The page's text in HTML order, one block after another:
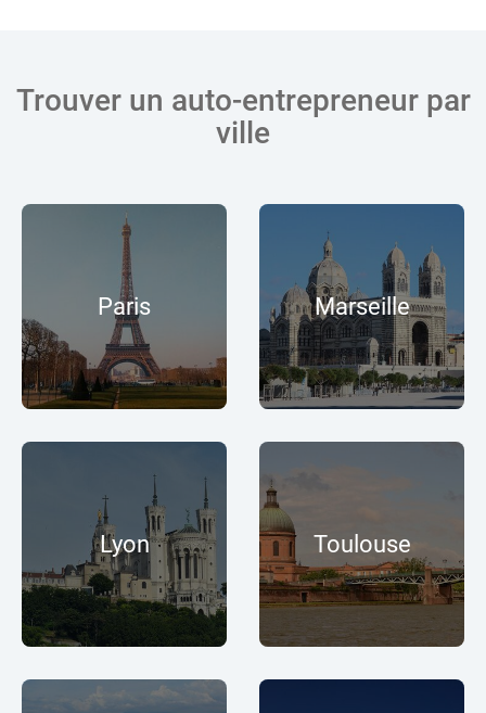
Trouver un auto-entrepreneur par
ville
Paris Marseille
Lyon Toulouse